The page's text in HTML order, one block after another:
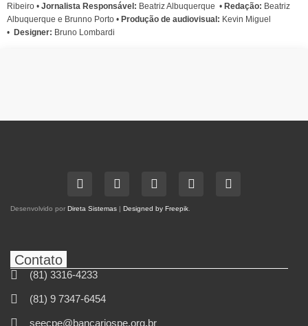
Ribeiro • Jornalista Responsável: Beatriz Albuquerque • Redação: Beatriz
Albuquerque e Brunno Porto • Produção de audiovisual: Kevin Miguel
• Designer: Bruno Lombardi
Desenvolvido por Direta Sistemas | Designed by Freepik.
Contato
(81) 3316-4233
(81) 9 7347-6454
seecpe@bancariospe.org.br